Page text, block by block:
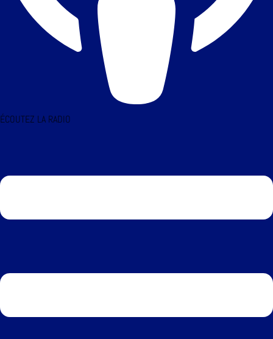
ÉCOUTEZ LA RADIO